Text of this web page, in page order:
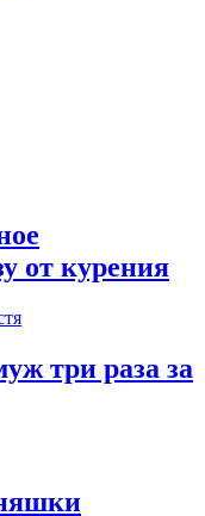
от курения
три раза за